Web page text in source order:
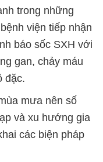
trong những
viện tiếp nhận
báo sốc SXH với
gan, chảy máu
đặc.
mưa nên số
và xu hướng gia
các biện pháp